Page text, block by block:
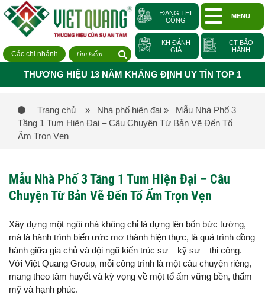
Các chi nhánh
ĐANG THI
CÔNG
MENU
KH ĐÁNH
GIÁ
CT BẢO
HÀNH
THƯƠNG HIỆU 13 NĂM KHẲNG ĐỊNH UY TÍN TOP 1
Trang chủ » Nhà phố hiện đại » Mẫu Nhà Phố 3
Tầng 1 Tum Hiện Đại – Câu Chuyện Từ Bản Vẽ Đến Tổ
Ấm Trọn Vẹn
Mẫu Nhà Phố 3 Tầng 1 Tum Hiện Đại – Câu
Chuyện Từ Bản Vẽ Đến Tổ Ấm Trọn Vẹn
Xây dựng một ngôi nhà không chỉ là dựng lên bốn bức tường,
mà là hành trình biến ước mơ thành hiện thực, là quá trình đồng
hành giữa gia chủ và đội ngũ kiến trúc sư – kỹ sư – thi công.
Với Việt Quang Group, mỗi công trình là một câu chuyện riêng,
mang theo tâm huyết và kỳ vọng về một tổ ấm vững bền, thẩm
mỹ và hạnh phúc.